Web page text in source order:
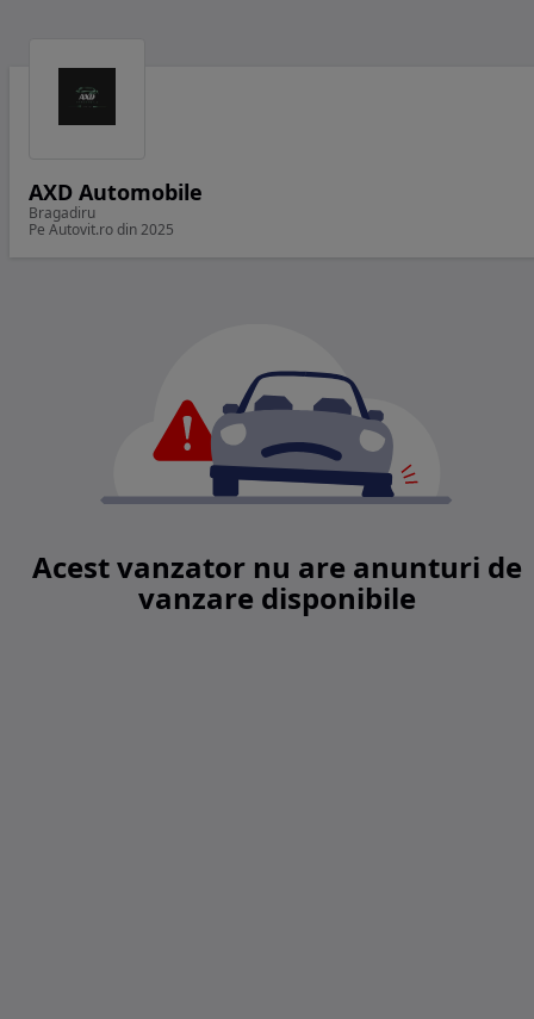
AXD Automobile
Bragadiru
Pe Autovit.ro din 2025
Acest vanzator nu are anunturi de
vanzare disponibile